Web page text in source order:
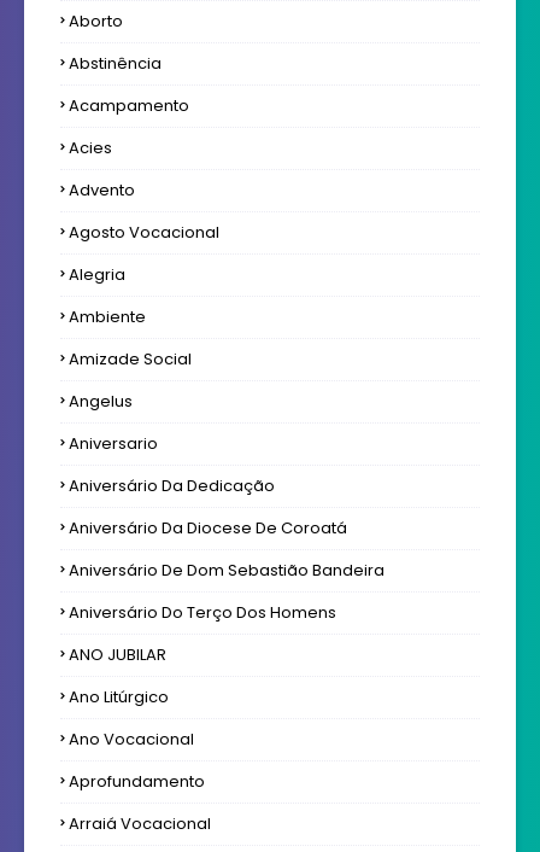
Aborto
Abstinência
Acampamento
Acies
Advento
Agosto Vocacional
Alegria
Ambiente
Amizade Social
Angelus
Aniversario
Aniversário Da Dedicação
Aniversário Da Diocese De Coroatá
Aniversário De Dom Sebastião Bandeira
Aniversário Do Terço Dos Homens
ANO JUBILAR
Ano Litúrgico
Ano Vocacional
Aprofundamento
Arraiá Vocacional